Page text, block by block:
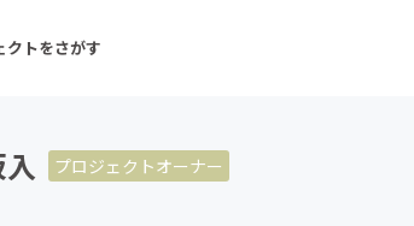
クトをさがす
プロジェクトオーナー